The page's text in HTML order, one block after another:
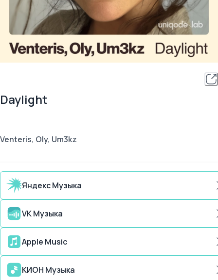
Daylight
Venteris, Oly, Um3kz
Яндекс Музыка
VK Музыка
Apple Music
КИОН Музыка